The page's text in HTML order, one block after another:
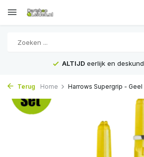
ALTIJD eerlijk en
Terug Home Harrows Supergrip - Geel